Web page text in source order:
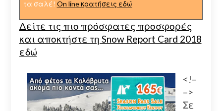
τα σαλέ! On line κρατήσεις εδώ
Δείτε τις πιο πρόσφατες προσφορές
και αποκτήστε τη Snow Report Card 2018
εδώ
<!–
–>
Σε